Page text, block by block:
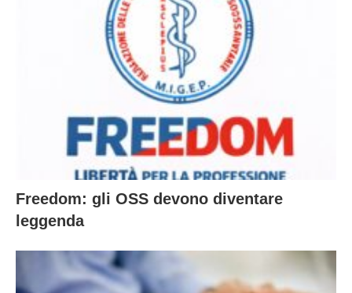
Freedom: gli OSS devono diventare
leggenda